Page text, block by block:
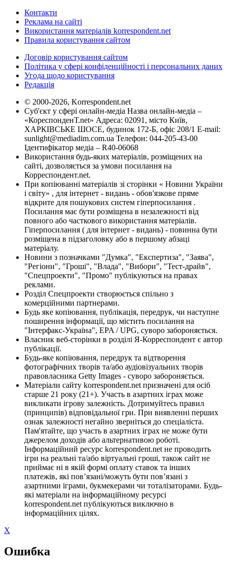
Контакти
Реклама на сайті
Використання матеріалів korrespondent.net
Правила користування сайтом
Договір користування сайтом
Політика у сфері конфіденційності і персональних даних
Угода щодо користування
Редакція
© 2000-2026, Korrespondent.net
Суб'єкт у сфері онлайн-медіа Назва онлайн-медіа –
«КореспонденТ.net» Адреса: 02091, місто Київ,
ХАРКІВСЬКЕ ШОСЕ, будинок 172-Б, офіс 208/1 E-mail:
sunlight@mediadim.com.ua Телефон: 044-205-43-00
Ідентифікатор медіа – R40-06068
Використання будь-яких матеріалів, розміщених на
сайті, дозволяється за умови посилання на
Корреспондент.net.
При копіюванні матеріалів зі сторінки « Новини України
і світу» , для інтернет - видань - обов'язкове пряме
відкрите для пошукових систем гіперпосилання .
Посилання має бути розміщена в незалежності від
повного або часткового використання матеріалів.
Гіперпосилання ( для інтернет - видань) - повинна бути
розміщена в підзаголовку або в першому абзаці
матеріалу.
Новини з позначками "Думка", "Експертиза", "Заява",
"Регіони", "Гроші", "Влада", "Вибори", "Тест-драйв",
"Спецпроекти", "Промо" публікуються на правах
реклами.
Розділ Спецпроекти створюється спільно з
комерційними партнерами.
Будь яке копіювання, публікація, передрук, чи наступне
поширення інформації, що містить посилання на
"Інтерфакс-Україна", EPA / UPG, суворо забороняється.
Власник веб-сторінки в розділі Я-Корреспондент є автор
публікації.
Будь-яке копіювання, передрук та відтворення
фотографічних творів та/або аудіовізуальних творів
правовласника Getty Images - суворо забороняється.
Матеріали сайту korrespondent.net призначені для осіб
старше 21 року (21+). Участь в азартних іграх може
викликати ігрову залежність. Дотримуйтесь правил
(принципів) відповідальної гри. При виявленні перших
ознак залежності негайно зверніться до спеціаліста.
Пам'ятайте, що участь в азартних іграх не може бути
джерелом доходів або альтернативою роботі.
Інформаційний ресурс korrespondent.net не проводить
ігри на реальні та/або віртуальні гроші, також сайт не
приймає ні в якій формі оплату ставок та інших
платежів, які пов’язані/можуть бути пов’язані з
азартними іграми, букмекерами чи тоталізаторами. Будь-
які матеріали на інформаційному ресурсі
korrespondent.net публікуються виключно в
інформаційних цілях.
X
Ошибка